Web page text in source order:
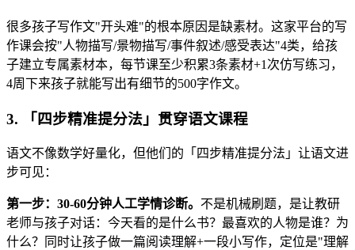
很多孩子写作文"开头难"的根本原因是缺素材。这家平台的写
作课会按"人物描写/景物描写/事件叙述/感受表达"4类，给孩
子建立专属素材本，每节课至少积累3条素材+1次仿写练习，
4周下来孩子就能写出有细节的500字作文。
3. 「四步精准提分法」贯穿语文课程
语文不像数学好量化，但他们的「四步精准提分法」让语文进
步可见：
第一步：30-60分钟人工学情诊断。 不是机械刷题，是让教研
老师与孩子对话：今天看的是什么书？最喜欢的人物是谁？为
什么？同时让孩子做一篇阅读理解+一段小写作，定位是"理解